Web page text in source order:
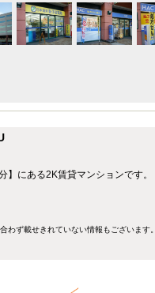
にある2K賃貸マンションです。
ず載せきれていない情報もございます。